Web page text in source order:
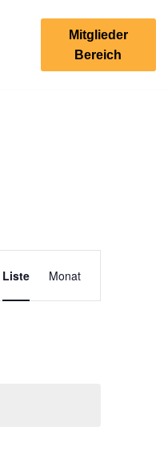
Mitglieder
Bereich
Ansichten-
Liste Monat